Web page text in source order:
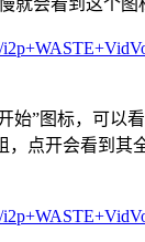
就会看到这个图
始”图标，可以看
，点开会看到其